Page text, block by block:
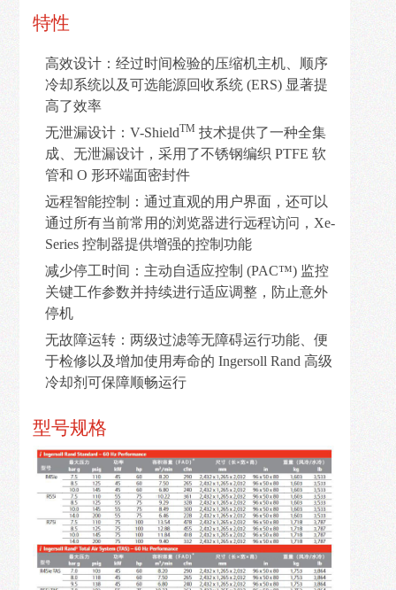
线
留
言
联
系
我
们
特性
高效设计：经过时间检验的压缩机主机、顺序
冷却系统以及可选能源回收系统 (ERS) 显著提
高了效率
无泄漏设计：V-ShieldTM 技术提供了一种全集
成、无泄漏设计，采用了不锈钢编织 PTFE 软
管和 O 形环端面密封件
远程智能控制：通过直观的用户界面，还可以
通过所有当前常用的浏览器进行远程访问，Xe-
Series 控制器提供增强的控制功能
减少停工时间：主动自适应控制 (PAC™) 监控
关键工作参数并持续进行适应调整，防止意外
停机
无故障运转：两级过滤等无障碍运行功能、便
于检修以及增加使用寿命的 Ingersoll Rand 高级
冷却剂可保障顺畅运行
型号规格